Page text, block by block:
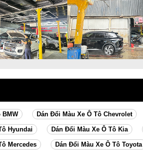
BMW Dán Đổi Màu Xe Ô Tô Chevrolet
Hyundai Dán Đổi Màu Xe Ô Tô Kia
Mercedes Dán Đổi Màu Xe Ô Tô Toyota